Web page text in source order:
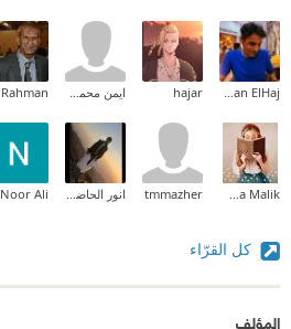
hajar
tmmazher
Noor Ali
كل القرّاء
المؤلف